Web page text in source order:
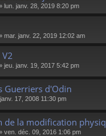
lun. janv. 28, 2019 8:20 pm
mar. janv. 22, 2019 12:02 am
jeu. janv. 19, 2017 5:42 pm
Guerriers d'Odin
17, 2008 11:30 pm
de la modification
ven. déc. 09, 2016 1:06 pm